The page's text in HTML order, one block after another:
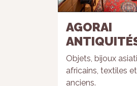
AGORAI
Objets, bijoux
africains, textiles
anciens.